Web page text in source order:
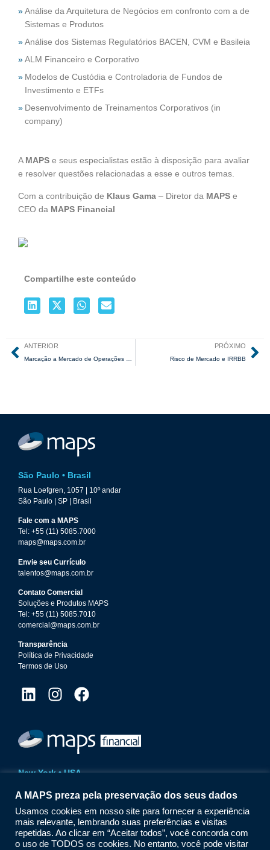
Análise da Arquitetura de Negócios em confronto com a de
Sistemas e Produtos
Análise dos Sistemas Regulatórios BACEN, CVM e Basileia
ALM Financeiro e Corporativo
Modelos de Custódia e Controladoria de Fundos de
Investimento e ETFs
Desenvolvimento de Treinamentos Corporativos (in
company)
A MAPS e seus especialistas estão à disposição para avaliar
e resolver questões relacionadas a esse e outros temas.
Com a contribuição de Klaus Gama – Diretor da MAPS e
CEO da MAPS Financial
Compartilhe este conteúdo
ANTERIOR PRÓXIMO
Risco de Mercado e IRRBB
São Paulo • Brasil
Rua Loefgren, 1057 | 10º andar
São Paulo | SP | Brasil
Fale com a MAPS
Tel: +55 (11) 5085.7000
maps@maps.com.br
Envie seu Currículo
talentos@maps.com.br
Contato Comercial
Soluções e Produtos MAPS
Tel: +55 (11) 5085.7010
comercial@maps.com.br
Transparência
Política de Privacidade
Termos de Uso
New York • USA
New York | NY | 10005
Phone: +1 (212) 618.1825
maps@mapsfinancial.com
www.mapsfinancial.com
A MAPS preza pela preservação dos seus dados
Usamos cookies em nosso site para fornecer a experiência
mais relevante, lembrando suas preferências e visitas
repetidas. Ao clicar em “Aceitar todos”, você concorda com
o uso de TODOS os cookies. No entanto, você pode visitar